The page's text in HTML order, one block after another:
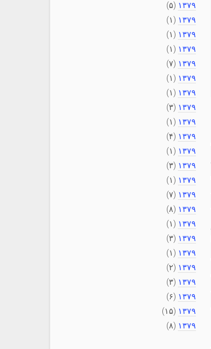
۱۳۷۹ (۵)
۱۳۷۹ (۱)
۱۳۷۹ (۱)
۱۳۷۹ (۱)
۱۳۷۹ (۷)
۱۳۷۹ (۱)
۱۳۷۹ (۱)
۱۳۷۹ (۳)
۱۳۷۹ (۱)
۱۳۷۹ (۴)
۱۳۷۹ (۱)
۱۳۷۹ (۳)
۱۳۷۹ (۱)
۱۳۷۹ (۷)
۱۳۷۹ (۸)
۱۳۷۹ (۱)
۱۳۷۹ (۳)
۱۳۷۹ (۱)
۱۳۷۹ (۲)
۱۳۷۹ (۳)
۱۳۷۹ (۶)
۱۳۷۹ (۱۵)
۱۳۷۹ (۸)